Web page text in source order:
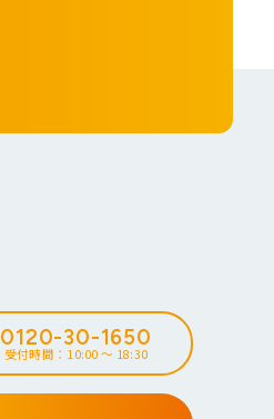
0120-30-1650
受付時間：10:00 ～ 18:30